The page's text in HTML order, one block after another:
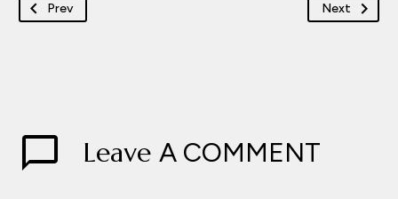
Prev Next
Leave A COMMENT